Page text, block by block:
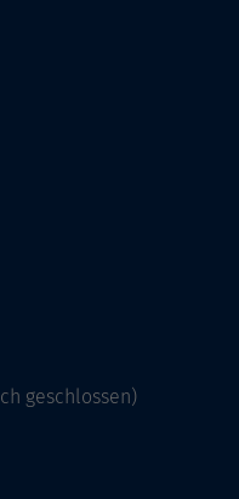
geschlossen)